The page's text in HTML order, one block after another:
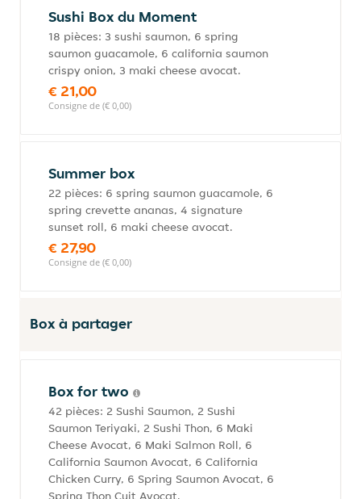
Sushi Box du Moment
18 pièces: 3 sushi saumon, 6 spring
saumon guacamole, 6 california saumon
crispy onion, 3 maki cheese avocat.
€ 21,00
Consigne de (€ 0,00)
Summer box
22 pièces: 6 spring saumon guacamole, 6
spring crevette ananas, 4 signature
sunset roll, 6 maki cheese avocat.
€ 27,90
Consigne de (€ 0,00)
Box à partager
Box for two
42 pièces: 2 Sushi Saumon, 2 Sushi
Saumon Teriyaki, 2 Sushi Thon, 6 Maki
Cheese Avocat, 6 Maki Salmon Roll, 6
California Saumon Avocat, 6 California
Chicken Curry, 6 Spring Saumon Avocat, 6
Spring Thon Cuit Avocat.